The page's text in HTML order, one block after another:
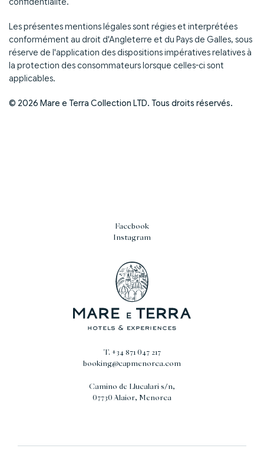
Les présentes mentions légales sont régies et interprétées
conformément au droit d'Angleterre et du Pays de Galles, sous
réserve de l'application des dispositions impératives relatives à
la protection des consommateurs lorsque celles-ci sont
applicables.
© 2026 Mare e Terra Collection LTD. Tous droits réservés.
Facebook
Instagram
T. +34 871 047 217
booking@capmenorca.com
Camino de Llucalari s/n,
07730 Alaior, Menorca